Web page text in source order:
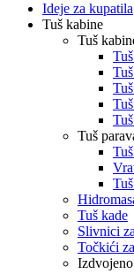
Ideje za kupatila
Tuš kabine
Tuš
Tuš
Tuš kade
Slivnici
Točkići
Izdvojeno